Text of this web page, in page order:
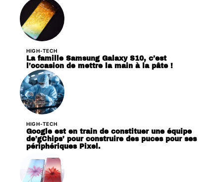
HIGH-TECH
La famille Samsung Galaxy S10, c’est
l’occasion de mettre la main à la pâte !
HIGH-TECH
Google est en train de constituer une équipe
de’gChips’ pour construire des puces pour ses
périphériques Pixel.